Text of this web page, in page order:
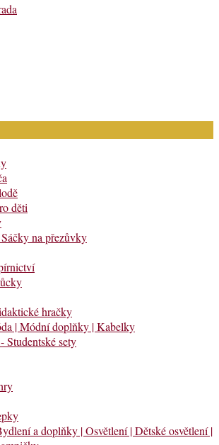
děti
na přezůvky
hračky
| Módní doplňky | Kabelky
Studentské sety
a doplňky | Osvětlení | Dětské osvětlení |